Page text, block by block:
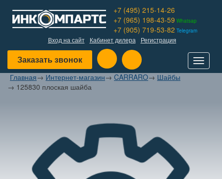
+7 (495) 215-14-26
+7 (965) 198-43-59 Whatsap
+7 (905) 719-53-82 Telegram
Вход на сайт Кабинет дилера Регистрация
Заказать звонок
Toggle
Главная→ Интернет-магазин→ CARRARO→ Шайбы
→ 125830 плоская шайба